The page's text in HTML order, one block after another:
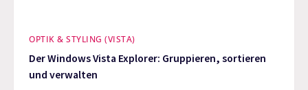
OPTIK & STYLING (VISTA)
Der Windows Vista Explorer: Gruppieren, sortieren
und verwalten